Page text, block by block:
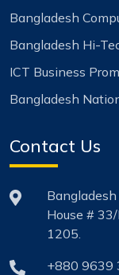
Bangladesh
Bangladesh Hi-
ICT Business
Bangladesh
Contact Us
Bangladesh
House #
1205.
+880 9639